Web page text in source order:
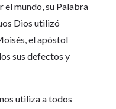
el mundo, su Palabra
Dios utilizó
el apóstol
sus defectos y
utiliza a todos